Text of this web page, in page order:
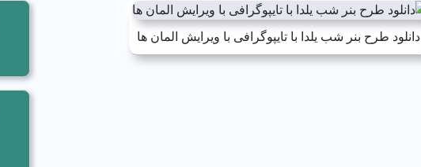
دانلود طرح بنر شب یلدا با تایپوگرافی با ویرایش المان ها